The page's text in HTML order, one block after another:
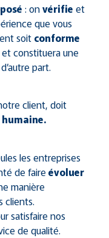
: onvérifie et
que vous
soit conforme
et constituera une
part.
client, doit
les entreprises
de faire évoluer
manière
clients.
satisfaire nos
de qualité.